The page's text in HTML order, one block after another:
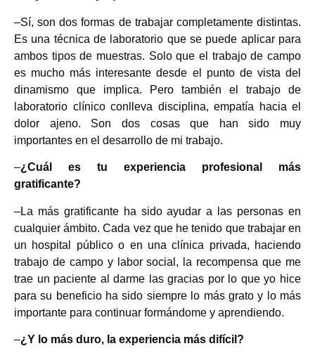
–Sí, son dos formas de trabajar completamente distintas.
Es una técnica de laboratorio que se puede aplicar para
ambos tipos de muestras. Solo que el trabajo de campo
es mucho más interesante desde el punto de vista del
dinamismo que implica. Pero también el trabajo de
laboratorio clínico conlleva disciplina, empatía hacia el
dolor ajeno. Son dos cosas que han sido muy
importantes en el desarrollo de mi trabajo.
–¿Cuál es tu experiencia profesional más
gratificante?
–La más gratificante ha sido ayudar a las personas en
cualquier ámbito. Cada vez que he tenido que trabajar en
un hospital público o en una clínica privada, haciendo
trabajo de campo y labor social, la recompensa que me
trae un paciente al darme las gracias por lo que yo hice
para su beneficio ha sido siempre lo más grato y lo más
importante para continuar formándome y aprendiendo.
–¿Y lo más duro, la experiencia más difícil?